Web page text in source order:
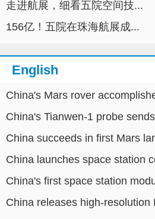
走进航展，细看五院空间技...
156亿！五院在珠海航展成...
English
China's Mars rover
China's Tianwen-1 probe
China succeeds in first Mars
China launches space station
China's first space station
China releases high-resolution